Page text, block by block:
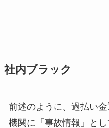
社内ブラック
前述のように、過払い
機関に「事故情報」と